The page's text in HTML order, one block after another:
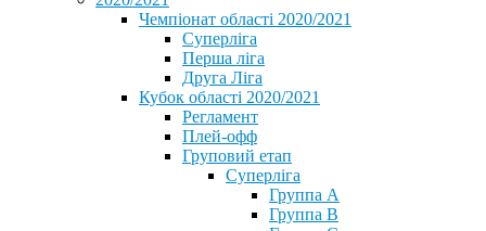
Чемпіонат області 2020/2021
Суперліга
Перша ліга
Друга Ліга
Кубок області 2020/2021
Регламент
Плей-офф
Груповий етап
Суперліга
Группа A
Группа B